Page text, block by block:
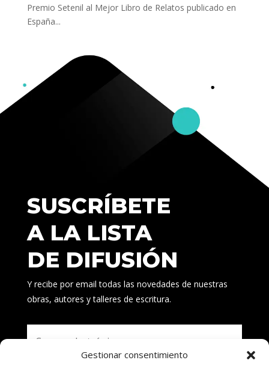
Gestionar consentimiento
Premio Setenil al Mejor Libro de Relatos publicado en
España...
SUSCRÍBETE
A LA LISTA
DE DIFUSIÓN
Y recibe por email todas las novedades de nuestras
obras, autores y talleres de escritura.